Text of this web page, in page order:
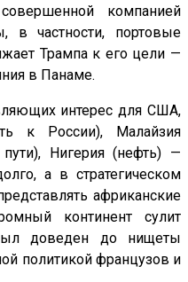
компанией
в частности, портовые
Трампа к его цели —
в Панаме.
интерес для США,
к России), Малайзия
Нигерия (нефть) —
а в стратегическом
африканские
континент сулит
доведен до нищеты
политикой французов и